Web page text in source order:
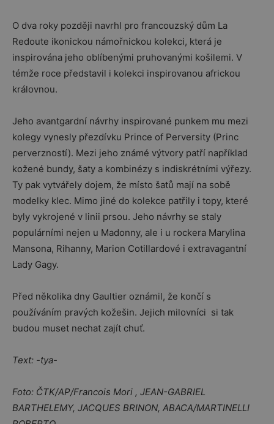
O dva roky později navrhl pro francouzský dům La
Redoute ikonickou námořnickou kolekci, která je
inspirována jeho oblíbenými pruhovanými košilemi. V
témže roce představil i kolekci inspirovanou africkou
královnou.
Jeho avantgardní návrhy inspirované punkem mu mezi
kolegy vynesly přezdívku Prince of Perversity (Princ
perverzností). Mezi jeho známé výtvory patří například
kožené bundy, šaty a kombinézy s indiskrétními výřezy.
Ty pak vytvářely dojem, že místo šatů mají na sobě
modelky klec. Mimo jiné do kolekce patřily i topy, které
byly vykrojené v linii prsou. Jeho návrhy se staly
populárními nejen u Madonny, ale i u rockera Marylina
Mansona, Rihanny, Marion Cotillardové i extravagantní
Lady Gagy.
Před několika dny Gaultier oznámil, že končí s
používáním pravých kožešin. Jejich milovníci si tak
budou muset nechat zajít chuť.
Text: -tya-
Foto: ČTK/AP/Francois Mori , JEAN-GABRIEL
BARTHELEMY, JACQUES BRINON, ABACA/MARTINELLI